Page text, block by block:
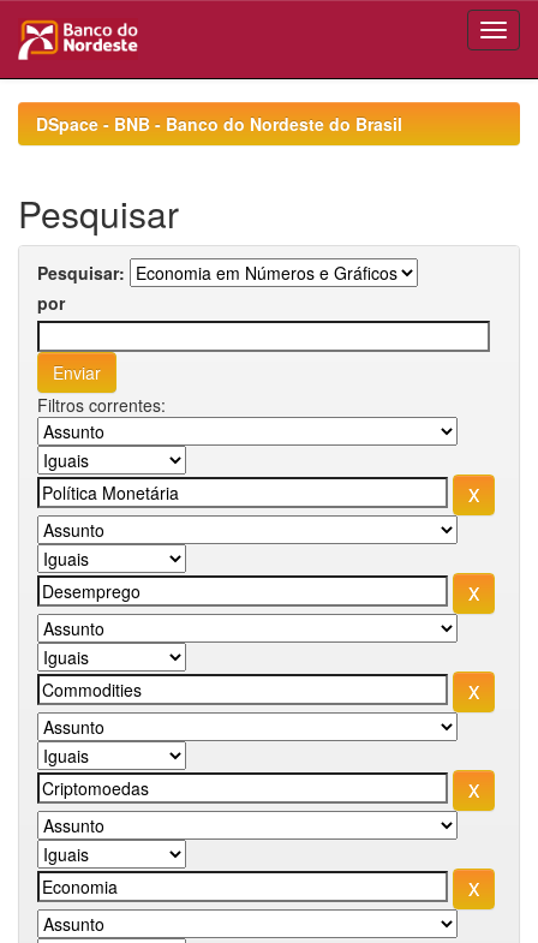
navigationDSpace - BNB - Banco do Nordeste do Brasil
Pesquisar
Pesquisar:
por
Filtros correntes: